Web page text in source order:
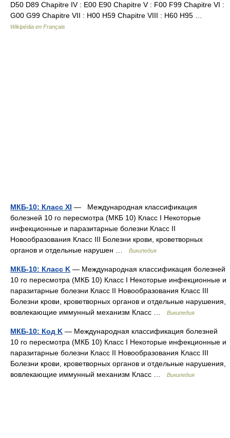
D50 D89 Chapitre IV : E00 E90 Chapitre V : F00 F99 Chapitre VI :
G00 G99 Chapitre VII : H00 H59 Chapitre VIII : H60 H95 …
Wikipédia en Français
МКБ-10: Класс XI — Международная классификация
болезней 10 го пересмотра (МКБ 10) Класс I Некоторые
инфекционные и паразитарные болезни Класс II
Новообразования Класс III Болезни крови, кроветворных
органов и отдельные нарушен …
Википедия
МКБ-10: Класс K — Международная классификация болезней
10 го пересмотра (МКБ 10) Класс I Некоторые инфекционные и
паразитарные болезни Класс II Новообразования Класс III
Болезни крови, кроветворных органов и отдельные нарушения,
вовлекающие иммунный механизм Класс …
Википедия
МКБ-10: Код K — Международная классификация болезней
10 го пересмотра (МКБ 10) Класс I Некоторые инфекционные и
паразитарные болезни Класс II Новообразования Класс III
Болезни крови, кроветворных органов и отдельные нарушения,
вовлекающие иммунный механизм Класс …
Википедия